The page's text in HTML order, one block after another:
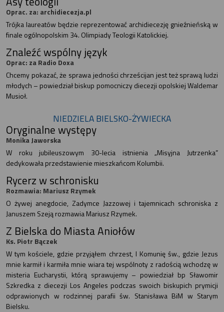
Oprac. za: archidiecezja.pl
Trójka laureatów będzie reprezentować archidiecezję gnieźnieńską w
finale ogólnopolskim 34. Olimpiady Teologii Katolickiej.
Znaleźć wspólny język
Oprac: za Radio Doxa
Chcemy pokazać, że sprawa jedności chrześcijan jest też sprawą ludzi
młodych – powiedział biskup pomocniczy diecezji opolskiej Waldemar
Musioł.
NIEDZIELA BIELSKO-ŻYWIECKA
Oryginalne występy
Monika Jaworska
W roku jubileuszowym 30-lecia istnienia „Misyjna Jutrzenka”
dedykowała przedstawienie mieszkańcom Kolumbii.
Rycerz w schronisku
Rozmawia: Mariusz Rzymek
O żywej anegdocie, Zadymce Jazzowej i tajemnicach schroniska z
Januszem Szeją rozmawia Mariusz Rzymek.
Z Bielska do Miasta Aniołów
Ks. Piotr Bączek
W tym kościele, gdzie przyjąłem chrzest, I Komunię św., gdzie Jezus
mnie karmił i karmiła mnie wiara tej wspólnoty z radością wchodzę w
misteria Eucharystii, którą sprawujemy – powiedział bp Sławomir
Szkredka z diecezji Los Angeles podczas swoich biskupich prymicji
odprawionych w rodzinnej parafii św. Stanisława BiM w Starym
Bielsku.